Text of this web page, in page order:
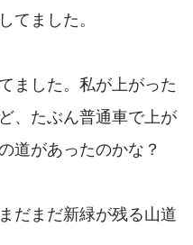
てました。
ました。私が上がった
、たぶん普通車で上が
道があったのかな？
だまだ新緑が残る山道